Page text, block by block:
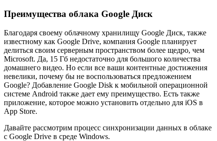
Преимущества облака Google Диск
Благодаря своему облачному хранилищу Google Диск, также
известному как Google Drive, компания Google планирует
делиться своим серверным пространством более щедро, чем
Microsoft. Да, 15 Гб недостаточно для большого количества
домашнего видео. Но если все ваши контентные достижения
невелики, почему бы не воспользоваться предложением
Google? Добавление Google Disk к мобильной операционной
системе Android также дает ему преимущество. Есть также
приложение, которое можно установить отдельно для iOS в
App Store.
Давайте рассмотрим процесс синхронизации данных в облаке
с Google Drive в среде Windows.